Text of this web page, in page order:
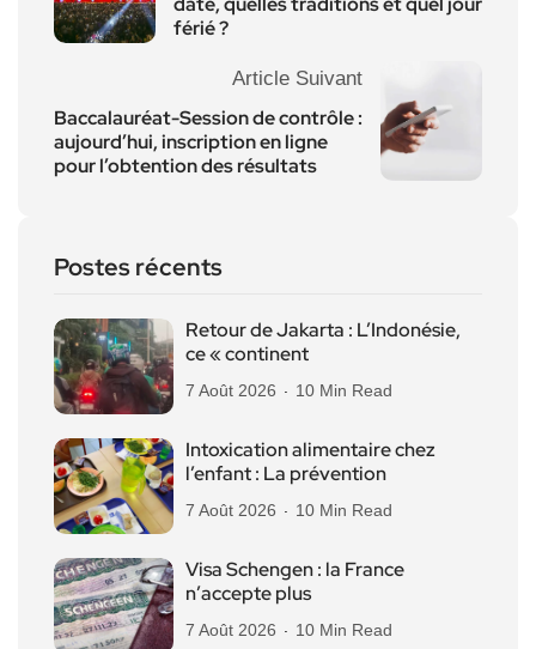
férié ?
Article Suivant
Baccalauréat-Session de contrôle :
aujourd’hui, inscription en ligne
pour l’obtention des résultats
Postes récents
Retour de Jakarta : L’Indonésie,
ce « continent
7 Août 2026 10 Min Read
Intoxication alimentaire chez
l’enfant : La prévention
7 Août 2026 10 Min Read
Visa Schengen : la France
n’accepte plus
7 Août 2026 10 Min Read